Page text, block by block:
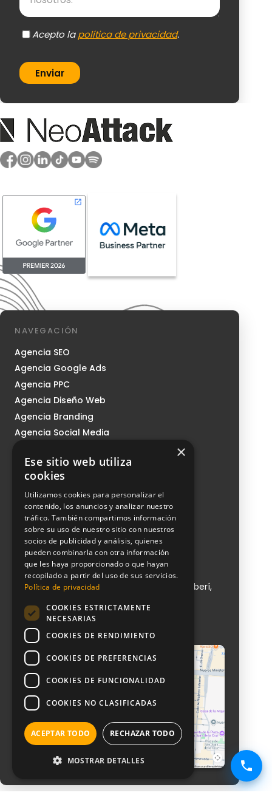
Acepto lapolítica de privacidad.
Enviar
NAVEGACIÓN
Agencia SEO
Agencia Google Ads
Agencia PPC
Agencia Diseño Web
Agencia Branding
Agencia Social Media
Nosotros
Sistema CMI
Podcast
Blog
Contacto
NeoAttack
Calle de Sta Engracia, 151, 1, puerta 1, Chamberí,
+ 34 910 612 029
info@neoattack.com
×
Ese sitio web utiliza
cookies
Utilizamos cookies para personalizar el
contenido, los anuncios y analizar nuestro
tráfico. También compartimos información
sobre su uso de nuestro sitio con nuestros
socios de publicidad y análisis, quienes
pueden combinarla con otra información
que les haya proporcionado o que hayan
recopilado a partir del uso de sus servicios.
Política de privacidad
COOKIES ESTRICTAMENTE
NECESARIAS
COOKIES DE RENDIMIENTO
COOKIES DE PREFERENCIAS
COOKIES DE FUNCIONALIDAD
COOKIES NO CLASIFICADAS
ACEPTAR TODO RECHAZAR TODO
MOSTRAR DETALLES